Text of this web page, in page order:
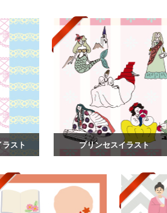
スト プリンセスイラスト